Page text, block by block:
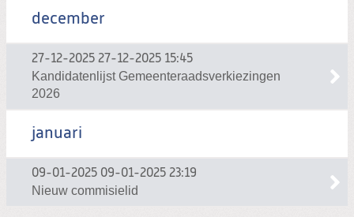
december
27-12-2025 27-12-2025 15:45
Kandidatenlijst Gemeenteraadsverkiezingen
2026
januari
09-01-2025 09-01-2025 23:19
Nieuw commisielid